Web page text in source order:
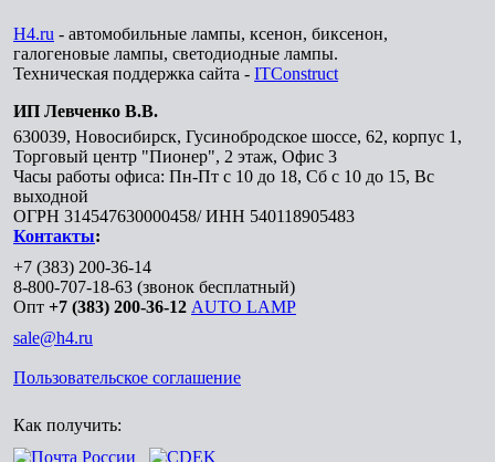
H4.ru - автомобильные лампы, ксенон, биксенон,
галогеновые лампы, светодиодные лампы.
Техническая поддержка сайта - ITConstruct
ИП Левченко В.В.
630039, Новосибирск, Гусинобродское шоссе, 62, корпус 1,
Торговый центр "Пионер", 2 этаж, Офис 3
Часы работы офиса: Пн-Пт с 10 до 18, Сб с 10 до 15, Вс
выходной
ОГРН 314547630000458/ ИНН 540118905483
Контакты:
+7 (383) 200-36-14
8-800-707-18-63 (звонок бесплатный)
Опт +7 (383) 200-36-12 AUTO LAMP
sale@h4.ru
Пользовательское соглашение
Как получить: